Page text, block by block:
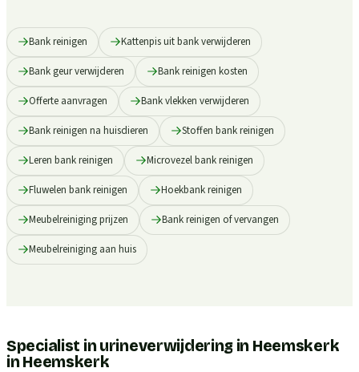
Bank reinigen Kattenpis uit bank verwijderen
Bank geur verwijderen Bank reinigen kosten
Offerte aanvragen Bank vlekken verwijderen
Bank reinigen na huisdieren Stoffen bank reinigen
Leren bank reinigen Microvezel bank reinigen
Fluwelen bank reinigen Hoekbank reinigen
Meubelreiniging prijzen Bank reinigen of vervangen
Meubelreiniging aan huis
Specialist in urineverwijdering in Heemskerk
inHeemskerk